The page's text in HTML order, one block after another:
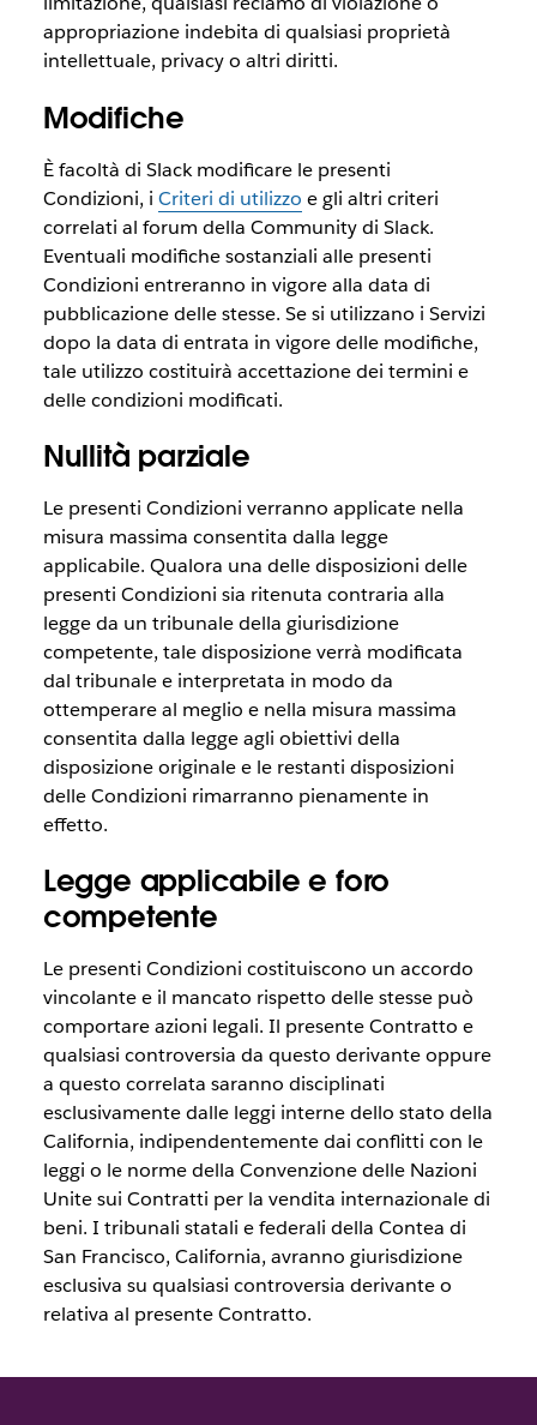
appropriazione indebita di qualsiasi proprietà
intellettuale, privacy o altri diritti.
Modifiche
È facoltà di Slack modificare le presenti
Condizioni, i Criteri di utilizzo e gli altri criteri
correlati al forum della Community di Slack.
Eventuali modifiche sostanziali alle presenti
Condizioni entreranno in vigore alla data di
pubblicazione delle stesse. Se si utilizzano i Servizi
dopo la data di entrata in vigore delle modifiche,
tale utilizzo costituirà accettazione dei termini e
delle condizioni modificati.
Nullità parziale
Le presenti Condizioni verranno applicate nella
misura massima consentita dalla legge
applicabile. Qualora una delle disposizioni delle
presenti Condizioni sia ritenuta contraria alla
legge da un tribunale della giurisdizione
competente, tale disposizione verrà modificata
dal tribunale e interpretata in modo da
ottemperare al meglio e nella misura massima
consentita dalla legge agli obiettivi della
disposizione originale e le restanti disposizioni
delle Condizioni rimarranno pienamente in
effetto.
Legge applicabile e foro
competente
Le presenti Condizioni costituiscono un accordo
vincolante e il mancato rispetto delle stesse può
comportare azioni legali. Il presente Contratto e
qualsiasi controversia da questo derivante oppure
a questo correlata saranno disciplinati
esclusivamente dalle leggi interne dello stato della
California, indipendentemente dai conflitti con le
leggi o le norme della Convenzione delle Nazioni
Unite sui Contratti per la vendita internazionale di
beni. I tribunali statali e federali della Contea di
San Francisco, California, avranno giurisdizione
esclusiva su qualsiasi controversia derivante o
relativa al presente Contratto.